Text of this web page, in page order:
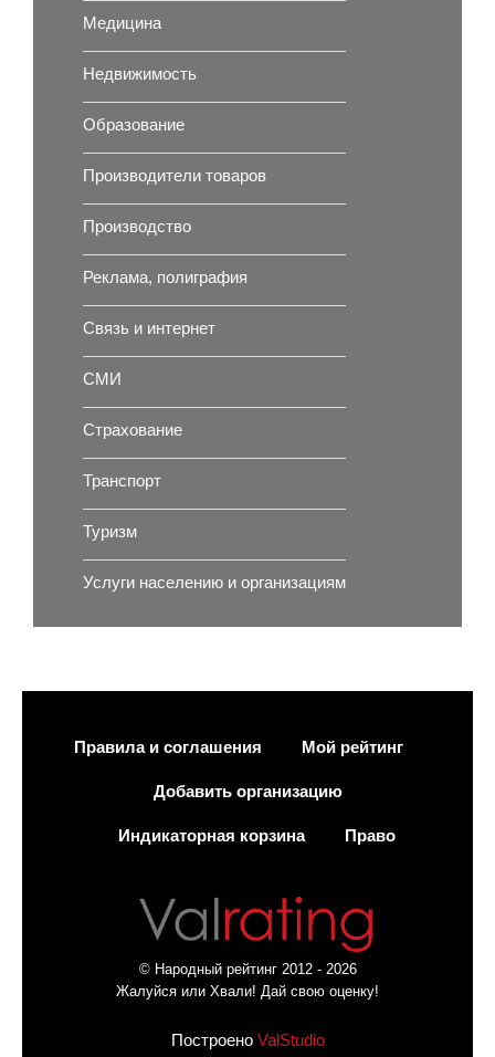
Медицина
Недвижимость
Образование
Производители товаров
Производство
Реклама, полиграфия
Связь и интернет
СМИ
Страхование
Транспорт
Туризм
Услуги населению и организациям
Правила и соглашения Мой рейтинг
Добавить организацию
Индикаторная корзина Право
© Народный рейтинг 2012 - 2026
Жалуйся или Хвали! Дай свою оценку!
Построено ValStudio